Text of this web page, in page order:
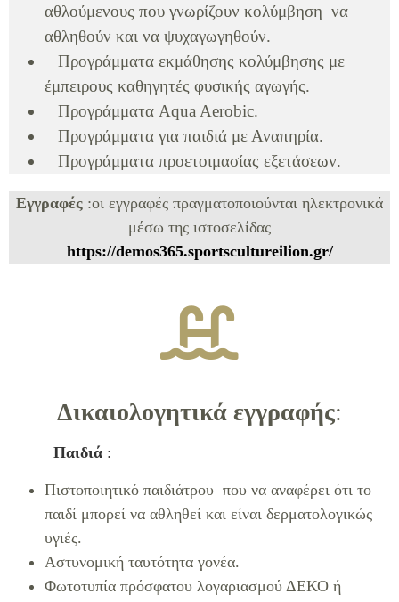
αθλούμενους που γνωρίζουν κολύμβηση να
αθληθούν και να ψυχαγωγηθούν.
Προγράμματα εκμάθησης κολύμβησης με
έμπειρους καθηγητές φυσικής αγωγής.
Προγράμματα Aqua Aerobic.
Προγράμματα για παιδιά με Αναπηρία.
Προγράμματα προετοιμασίας εξετάσεων.
Εγγραφές :οι εγγραφές πραγματοποιούνται ηλεκτρονικά
μέσω της ιστοσελίδας
https://demos365.sportscultureilion.gr/
Δικαιολογητικά εγγραφής:
Παιδιά :
Πιστοποιητικό παιδιάτρου που να αναφέρει ότι το
παιδί μπορεί να αθληθεί και είναι δερματολογικώς
υγιές.
Αστυνομική ταυτότητα γονέα.
Φωτοτυπία πρόσφατου λογαριασμού ΔΕΚΟ ή